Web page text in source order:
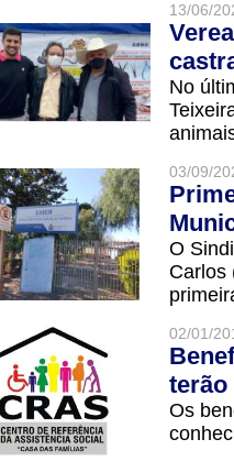
13/06/
No
03/09/
O
Carlos
02/01/
terão
Os